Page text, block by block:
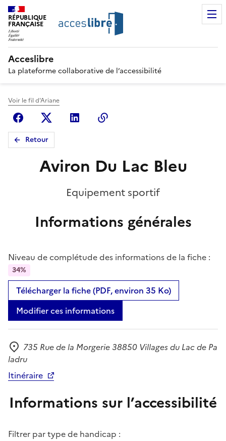
RÉPUBLIQUE
FRANÇAISE
Acceslibre
La plateforme collaborative de l’accessibilité
Voir le fil d'Ariane
FacebookX (anciennement Twitter)
Linkedin
Retour
Aviron Du Lac Bleu
Equipement sportif
Informations générales
Niveau de complétude des informations de la fiche :
34%
Télécharger la fiche (PDF, environ 35 Ko)
Modifier ces informations
Adresse
735 Rue de la Morgerie 38850 Villages du Lac de Pa
ladru
Itinéraire
Informations sur l’accessibilité
Filtrer par type de handicap :